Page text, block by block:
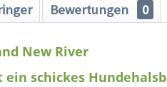
Bewertungen 0
New River
ein schickes